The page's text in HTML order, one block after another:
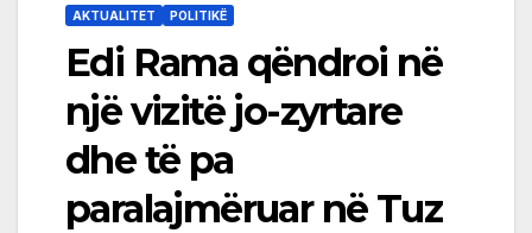
AKTUALITET POLITIKË
Edi Rama qëndroi në
një vizitë jo-zyrtare
dhe të pa
paralajmëruar në Tuz